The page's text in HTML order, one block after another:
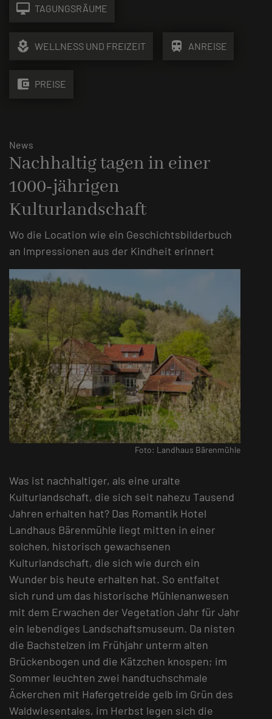
desktop_mac TAGUNGSRÄUME
local_florist WELLNESS UND FREIZEIT train ANREISE
account_balance_wallet PREISE
News
Nachhaltig tagen in einer
1000-jährigen
Kulturlandschaft
Wo die Location wie ein Geschichtsbilderbuch
an Impressionen aus der Kindheit erinnert
Foto: Landhaus Bärenmühle
Was ist nachhaltiger, als eine uralte
Kulturlandschaft, die sich seit nahezu Tausend
Jahren erhalten hat? Das Romantik Hotel
Landhaus Bärenmühle liegt mitten in einer
solchen, historisch gewachsenen
Kulturlandschaft, die sich wie durch ein
Wunder bis heute erhalten hat. So entfaltet
sich rund um das historische Mühlenanwesen
mit dem Erwachen der Vegetation Jahr für Jahr
ein lebendiges Landschaftsmuseum. Da nisten
die Bachstelzen im Frühjahr unterm alten
Brückenbogen und die Kätzchen knospen; im
Sommer leuchten zwei handtuchschmale
Äckerchen mit Hafergetreide gelb im Grün des
Waldwiesentales, im Herbst legen sich die